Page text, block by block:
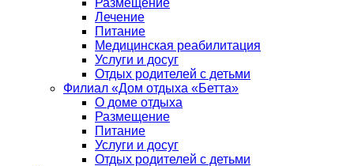
Размещение
Лечение
Питание
Медицинская реабилитация
Услуги и досуг
Отдых родителей с детьми
Филиал «Дом отдыха «Бетта»
О доме отдыха
Размещение
Питание
Услуги и досуг
Отдых родителей с детьми